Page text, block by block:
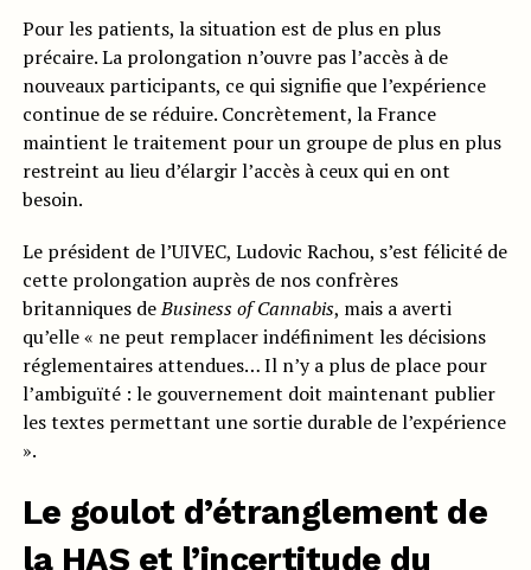
Pour les patients, la situation est de plus en plus
précaire. La prolongation n’ouvre pas l’accès à de
nouveaux participants, ce qui signifie que l’expérience
continue de se réduire. Concrètement, la France
maintient le traitement pour un groupe de plus en plus
restreint au lieu d’élargir l’accès à ceux qui en ont
besoin.
Le président de l’UIVEC, Ludovic Rachou, s’est félicité de
cette prolongation auprès de nos confrères
britanniques deBusiness of Cannabis, mais a averti
qu’elle « ne peut remplacer indéfiniment les décisions
réglementaires attendues… Il n’y a plus de place pour
l’ambiguïté : le gouvernement doit maintenant publier
les textes permettant une sortie durable de l’expérience
».
Le goulot d’étranglement de
la HAS et l’incertitude du